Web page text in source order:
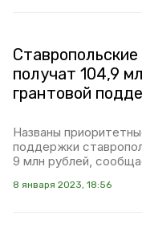
получат 104,9
грантовой
Названы
поддержки
9 млн рублей,
8 января 2023, 18:56